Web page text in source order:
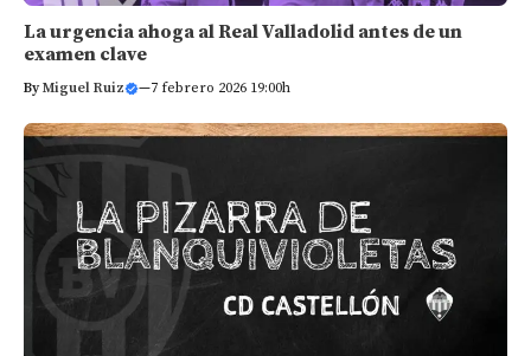
La urgencia ahoga al Real Valladolid antes de un
examen clave
ByMiguel Ruiz —7 febrero 2026 19:00h